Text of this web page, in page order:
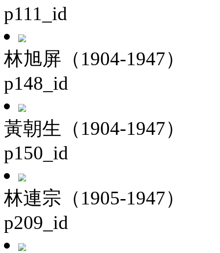
p111_id
林旭屏（1904-1947）
p148_id
黃朝生（1904-1947）
p150_id
林連宗（1905-1947）
p209_id